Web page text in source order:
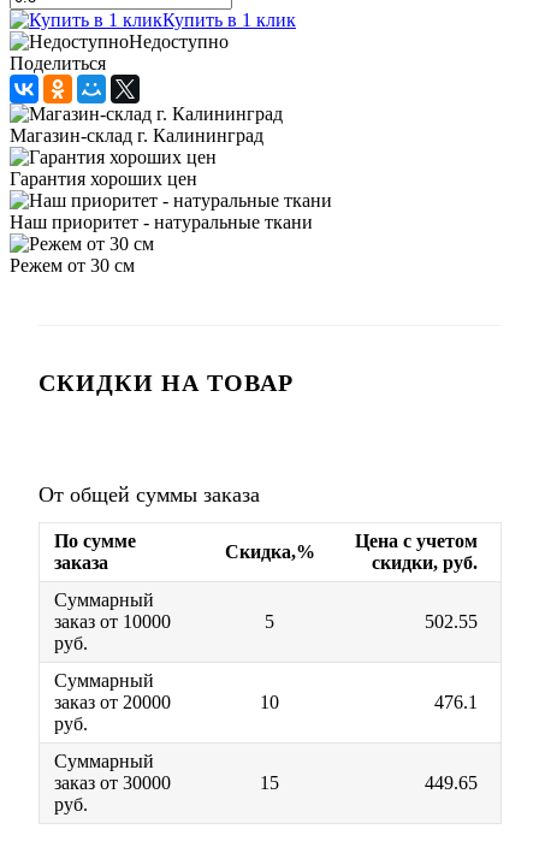
Купить в 1 клик
Недоступно
Поделиться
Магазин-склад г. Калининград
Гарантия хороших цен
Наш приоритет - натуральные ткани
Режем от 30 см
СКИДКИ НА ТОВАР
От общей суммы заказа
По сумме
заказа
Скидка,%
Цена с учетом
скидки, руб.
Суммарный
заказ от 10000
руб.
5 502.55
Суммарный
заказ от 20000
руб.
10 476.1
Суммарный
заказ от 30000
руб.
15 449.65